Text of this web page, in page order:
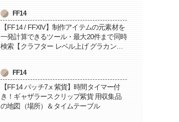
FF14
【FF14 / FFXIV】制作アイテムの元素材を
一発計算できるツール・最大20件まで同時
検索【クラフター レベル上げ グラカン納
FF14
【FF14 パッチ7.x 紫貨】時間タイマー付
き！ギャザラースクリップ紫貨 用収集品
の地図（場所）＆タイムテーブル